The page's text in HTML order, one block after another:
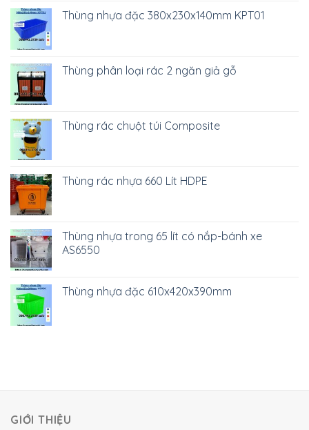
Thùng nhựa đặc 380x230x140mm KPT01
Thùng phân loại rác 2 ngăn giả gỗ
Thùng rác chuột túi Composite
Thùng rác nhựa 660 Lít HDPE
Thùng nhựa trong 65 lít có nắp-bánh xe
AS6550
Thùng nhựa đặc 610x420x390mm
GIỚI THIỆU